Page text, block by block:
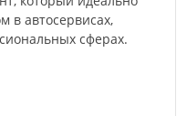
в автосервисах,
сферах.